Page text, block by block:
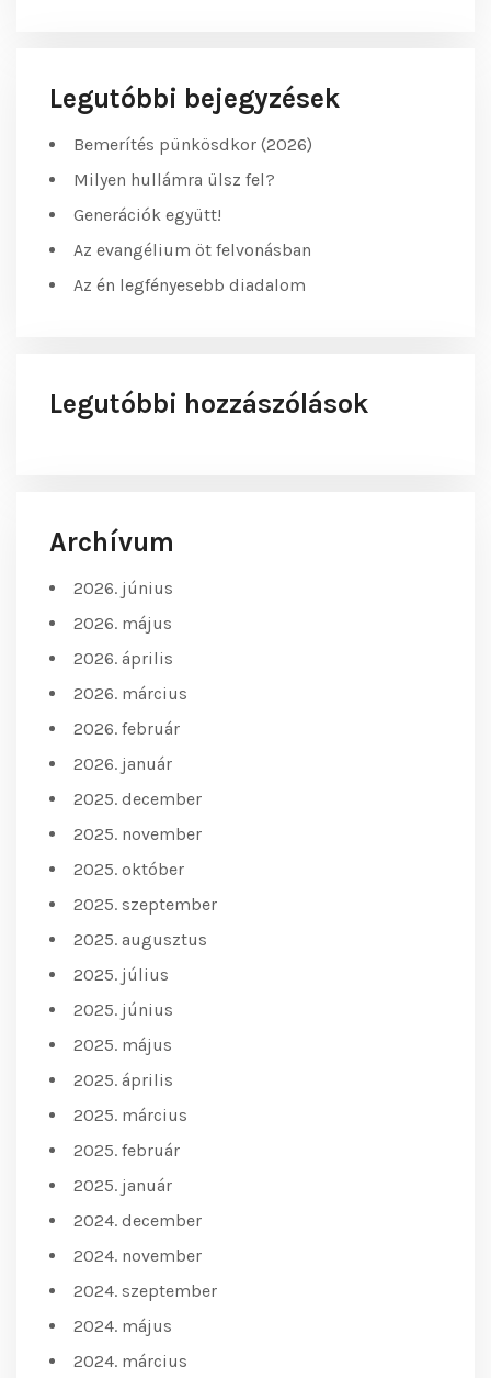
Legutóbbi bejegyzések
Bemerítés pünkösdkor (2026)
Milyen hullámra ülsz fel?
Generációk együtt!
Az evangélium öt felvonásban
Az én legfényesebb diadalom
Legutóbbi hozzászólások
Archívum
2026. június
2026. május
2026. április
2026. március
2026. február
2026. január
2025. december
2025. november
2025. október
2025. szeptember
2025. augusztus
2025. július
2025. június
2025. május
2025. április
2025. március
2025. február
2025. január
2024. december
2024. november
2024. szeptember
2024. május
2024. március